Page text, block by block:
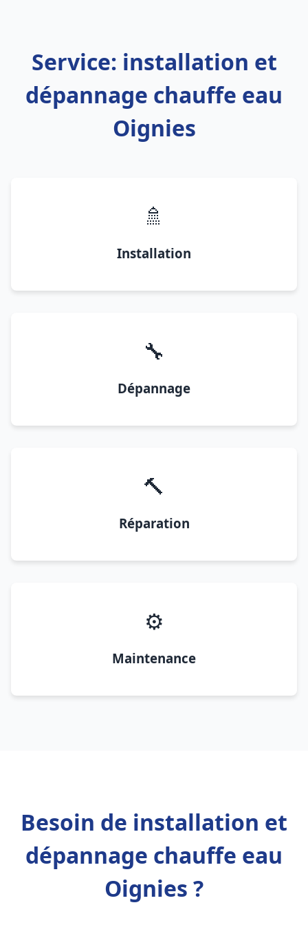
Service: installation et
dépannage chauffe eau
Oignies
🚿
Installation
🔧
Dépannage
🔨
Réparation
⚙️
Maintenance
Besoin de installation et
dépannage chauffe eau
Oignies ?